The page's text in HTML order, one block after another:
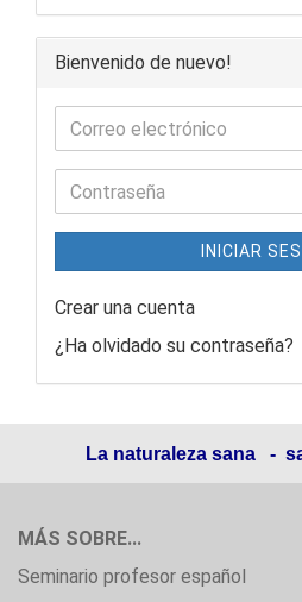
Bienvenido de nuevo!
INICIAR
Crear una cuenta
¿Ha olvidado su contraseña?
La naturaleza sana -
MÁS SOBRE...
Seminario profesor español